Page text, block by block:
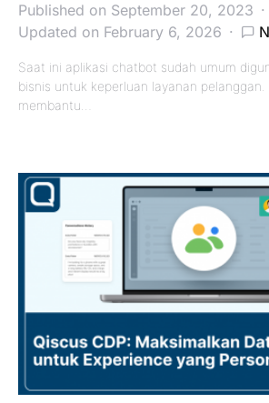
Published on September 20, 2023
Updated on February 6, 2026
Saat ini aplikasi chatbot sudah umum
bisnis untuk keperluan layanan
membantu…